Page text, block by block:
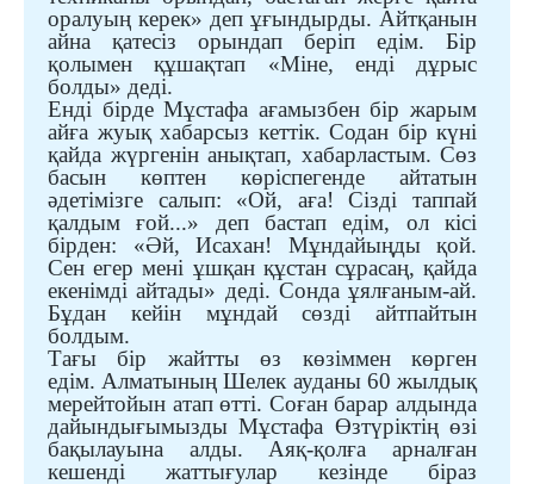
оралуың керек» деп ұғындырды. Айтқанын
айна қатесіз орындап беріп едім. Бір
қолымен құшақтап «Міне, енді дұрыс
болды» деді.
Енді бірде Мұстафа ағамызбен бір жарым
айға жуық хабарсыз кеттік. Содан бір күні
қайда жүргенін анықтап, хабарластым. Сөз
басын көптен көріспегенде айтатын
әдетімізге салып: «Ой, аға! Сізді таппай
қалдым ғой...» деп бастап едім, ол кісі
бірден: «Әй, Исахан! Мұндайыңды қой.
Сен егер мені ұшқан құстан сұрасаң, қайда
екенімді айтады» деді. Сонда ұялғаным-ай.
Бұдан кейін мұндай сөзді айтпайтын
болдым.
Тағы бір жайтты өз көзіммен көрген
едім. Алматының Шелек ауданы 60 жылдық
мерейтойын атап өтті. Соған барар алдында
дайындығымызды Мұстафа Өзтүріктің өзі
бақылауына алды. Аяқ-қолға арналған
кешенді жаттығулар кезінде біраз